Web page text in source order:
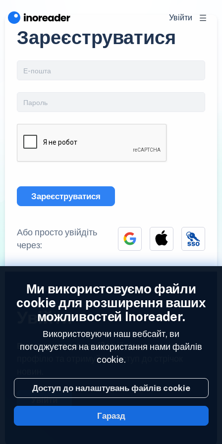
Увійти
Зареєструватися
Зареєструватися
Або просто увійдіть
через:
Увійти
Вже зареєстровані?Увійдіть до свого
профілю та отримуйте доступ до стрічок
Увійти
2023 © Inoreader
Ми використовуємо файли
cookie для розширення ваших
можливостей Inoreader.
Використовуючи наш вебсайт, ви
погоджуєтеся на використання нами файлів
cookie.
Доступ до налаштувань файлів cookie
Гаразд